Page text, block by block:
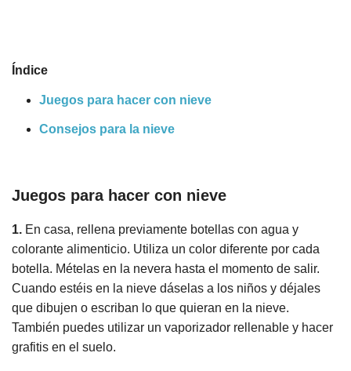
Índice
Juegos para hacer con nieve
Consejos para la nieve
Juegos para hacer con nieve
1. En casa, rellena previamente botellas con agua y
colorante alimenticio. Utiliza un color diferente por cada
botella. Mételas en la nevera hasta el momento de salir.
Cuando estéis en la nieve dáselas a los niños y déjales
que dibujen o escriban lo que quieran en la nieve.
También puedes utilizar un vaporizador rellenable y hacer
grafitis en el suelo.